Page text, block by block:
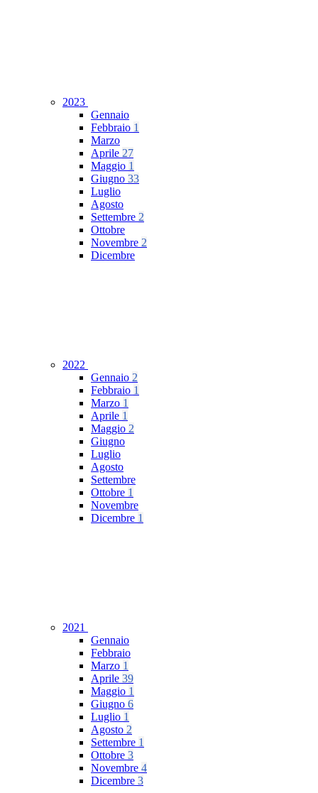
2023
Gennaio
Febbraio 1
Marzo
Aprile 27
Maggio 1
Giugno 33
Luglio
Agosto
Settembre 2
Ottobre
Novembre 2
Dicembre
2022
Gennaio 2
Febbraio 1
Marzo 1
Aprile 1
Maggio 2
Giugno
Luglio
Agosto
Settembre
Ottobre 1
Novembre
Dicembre 1
2021
Gennaio
Febbraio
Marzo 1
Aprile 39
Maggio 1
Giugno 6
Luglio 1
Agosto 2
Settembre 1
Ottobre 3
Novembre 4
Dicembre 3